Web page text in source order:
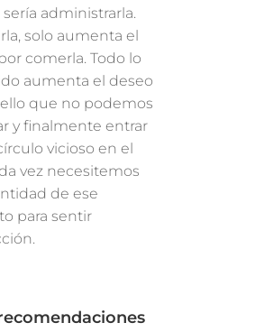
sería administrarla.
solo aumenta el
comerla. Todo lo
aumenta el deseo
que no podemos
y finalmente entrar
vicioso en el
vez necesitemos
de ese
para sentir